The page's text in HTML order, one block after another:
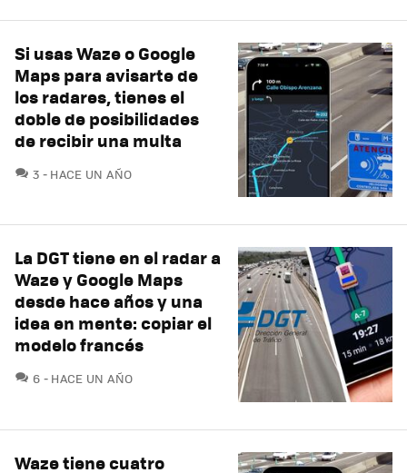
Si usas Waze o Google
Maps para avisarte de
los radares, tienes el
doble de posibilidades
de recibir una multa
3 COMENTARIOS
HACE UN AÑO
La DGT tiene en el radar a
Waze y Google Maps
desde hace años y una
idea en mente: copiar el
modelo francés
6 COMENTARIOS
HACE UN AÑO
Waze tiene cuatro